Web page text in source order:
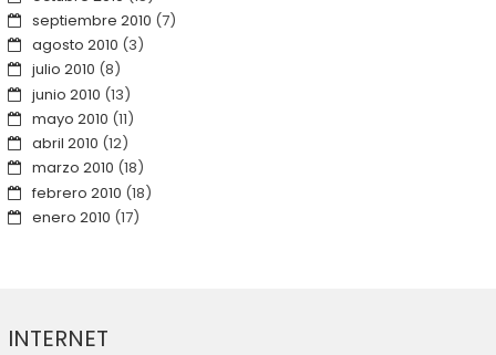
septiembre 2010 (7)
agosto 2010 (3)
julio 2010 (8)
junio 2010 (13)
mayo 2010 (11)
abril 2010 (12)
marzo 2010 (18)
febrero 2010 (18)
enero 2010 (17)
INTERNET